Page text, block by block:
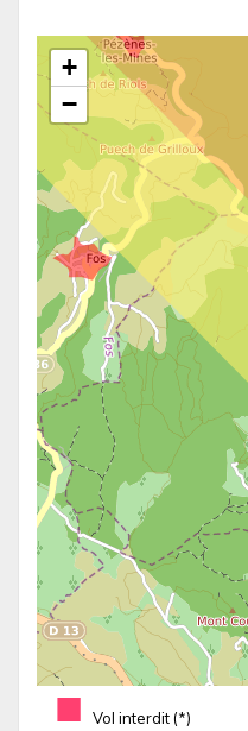
■ Vol interdit (*)